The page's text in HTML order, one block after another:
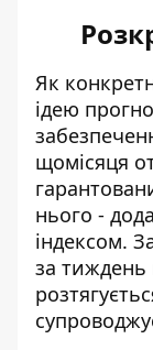
Як
ідею
щомісяця
нього -
індексом.
за тиждень